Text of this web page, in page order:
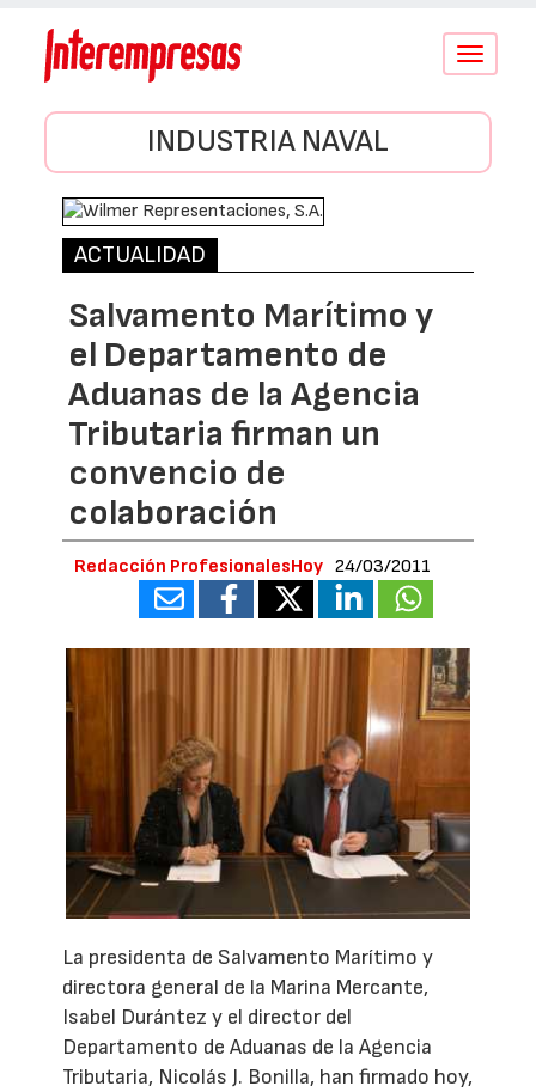
Conmutar
INDUSTRIA NAVAL
ACTUALIDAD
Salvamento Marítimo y
el Departamento de
Aduanas de la Agencia
Tributaria firman un
convencio de
colaboración
Redacción ProfesionalesHoy 24/03/2011
La presidenta de Salvamento Marítimo y
directora general de la Marina Mercante,
Isabel Durántez y el director del
Departamento de Aduanas de la Agencia
Tributaria, Nicolás J. Bonilla, han firmado hoy,